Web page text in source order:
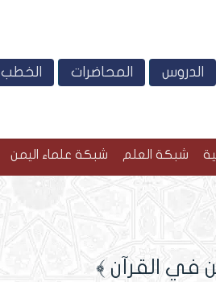
الدروس المحاضرات الخطب
شبكة العلم شبكة علماء اليمن
في القرآن ﴾